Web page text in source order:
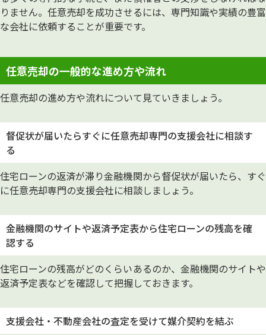
りません。任意売却を成功させるには、専門知識や実績の豊富
な会社に依頼することが重要です。
任意売却の一般的な進め方や流れ
任意売却の進め方や流れについて見ていきましょう。
督促状が届いたらすぐに任意売却専門の支援会社に相談す
る
住宅ローンの返済が滞り金融機関から督促状が届いたら、すぐ
に任意売却専門の支援会社に相談しましょう。
金融機関のサイトや返済予定表から住宅ローンの残高を確
認する
住宅ローンの残高がどのくらいあるのか、金融機関のサイトや
返済予定表などを確認して把握しておきます。
支援会社・不動産会社の査定を受けて媒介契約を結ぶ